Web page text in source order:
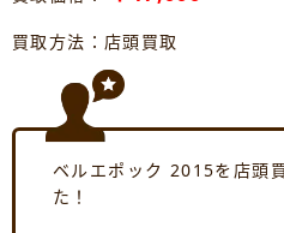
買取方法：店頭買取
ベルエポック 2015を店頭
た！